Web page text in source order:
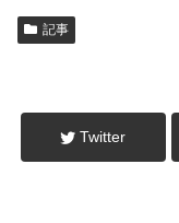
記事
Twitter